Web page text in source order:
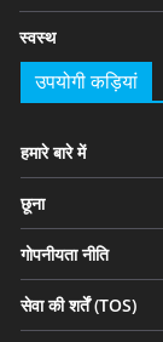
स्वस्थ
उपयोगी कड़ियां
हमारे बारे में
छूना
गोपनीयता नीति
सेवा की शर्तें (TOS)